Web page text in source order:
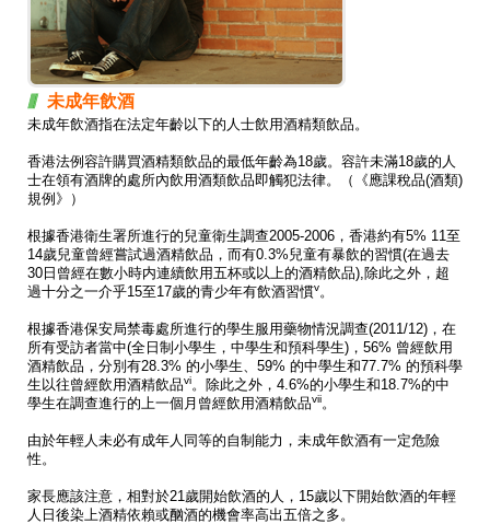
未成年飲酒
未成年飲酒指在法定年齡以下的人士飲用酒精類飲品。
香港法例容許購買酒精類飲品的最低年齡為18歲。容許未滿18歲的人
士在領有酒牌的處所內飲用酒類飲品即觸犯法律。（《應課稅品(酒類)
規例》）
根據香港衛生署所進行的兒童衛生調查2005-2006，香港約有5% 11至
14歲兒童曾經嘗試過酒精飲品，而有0.3%兒童有暴飲的習慣(在過去
30日曾經在數小時内連續飲用五杯或以上的酒精飲品),除此之外，超
過十分之一介乎15至17歲的青少年有飲酒習慣v。
根據香港保安局禁毒處所進行的學生服用藥物情況調查(2011/12)，在
所有受訪者當中(全日制小學生，中學生和預科學生)，56% 曾經飲用
酒精飲品，分別有28.3% 的小學生、59% 的中學生和77.7% 的預科學
生以往曾經飲用酒精飲品vi。除此之外，4.6%的小學生和18.7%的中
學生在調查進行的上一個月曾經飲用酒精飲品vii。
由於年輕人未必有成年人同等的自制能力，未成年飲酒有一定危險
性。
家長應該注意，相對於21歲開始飲酒的人，15歲以下開始飲酒的年輕
人日後染上酒精依賴或酗酒的機會率高出五倍之多。